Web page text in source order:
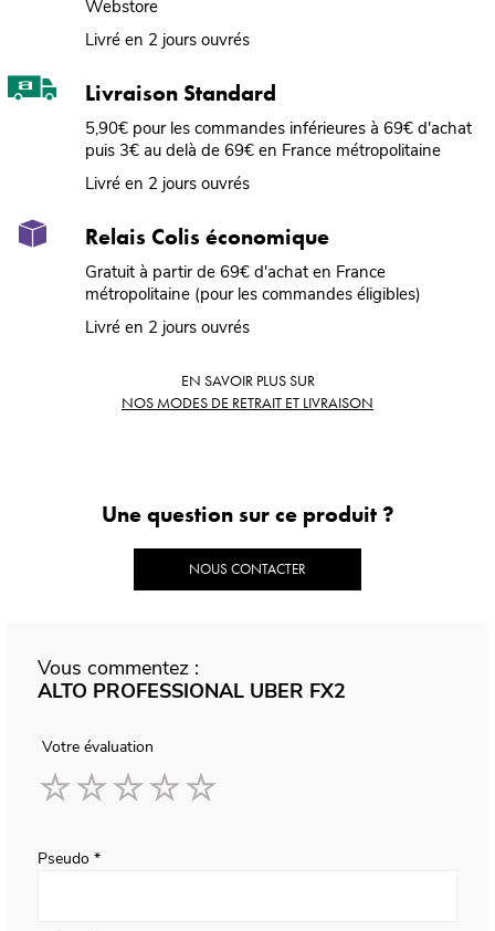
Webstore
Livré en 2 jours ouvrés
Livraison Standard
5,90€ pour les commandes inférieures à 69€ d'achat
puis 3€ au delà de 69€ en France métropolitaine
Livré en 2 jours ouvrés
Relais Colis économique
Gratuit à partir de 69€ d'achat en France
métropolitaine (pour les commandes éligibles)
Livré en 2 jours ouvrés
EN SAVOIR PLUS SUR
NOS MODES DE RETRAIT ET LIVRAISON
Une question sur ce produit ?
NOUS CONTACTER
Vous commentez :
ALTO PROFESSIONAL UBER FX2
Votre évaluation
Pseudo